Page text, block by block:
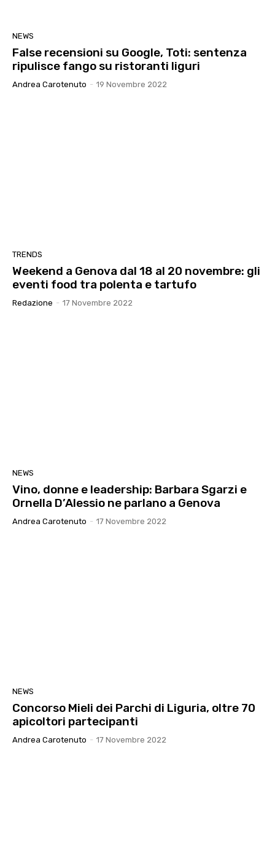
NEWS
False recensioni su Google, Toti: sentenza
ripulisce fango su ristoranti liguri
Andrea Carotenuto - 19 Novembre 2022
TRENDS
Weekend a Genova dal 18 al 20 novembre: gli
eventi food tra polenta e tartufo
Redazione - 17 Novembre 2022
NEWS
Vino, donne e leadership: Barbara Sgarzi e
Ornella D’Alessio ne parlano a Genova
Andrea Carotenuto - 17 Novembre 2022
NEWS
Concorso Mieli dei Parchi di Liguria, oltre 70
apicoltori partecipanti
Andrea Carotenuto - 17 Novembre 2022